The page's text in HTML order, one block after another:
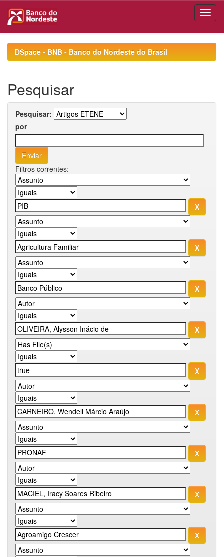
navigationDSpace - BNB - Banco do Nordeste do Brasil
Pesquisar
Pesquisar:
por
Filtros correntes: